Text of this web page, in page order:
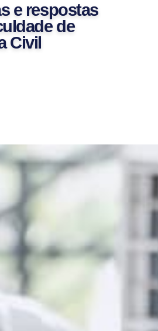
e respostas
de
Civil